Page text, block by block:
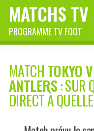
MATCHS TV
PROGRAMME TV FOOT
MATCHTOKYO
ANTLERS: SUR
DIRECT À